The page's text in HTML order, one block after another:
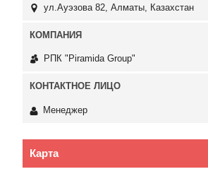
ул.Ауэзова 82, Алматы, Казахстан
РПК "Piramida Group"
Менеджер
Карта